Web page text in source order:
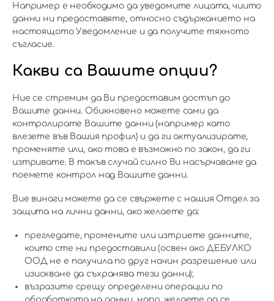
Например е необходимо да уведомите лицата, чиито
данни ни предоставяте, относно съдържанието на
настоящото Уведомление и да получите тяхното
съгласие.
Какви са Вашите опции?
Ние се стремим да Ви предоставим достъп до
Вашите данни. Обикновено можете сами да
контролирате Вашите данни (например като
влезете във Вашия профил) и да ги актуализирате,
променяте или, ако това е възможно по закон, да ги
изтривате. В такъв случай силно Ви насърчаваме да
поемете контрол над Вашите данни.
Вие винаги можете да се свържете с нашия Отдел за
защита на лични данни, ако желаете да:
прегледате, промените или изтриете данните,
които сте ни предоставили (освен ако ДЕБУЛКО
ООД не е получила по друг начин разрешение или
изискване да съхранява тези данни);
възразите срещу определени операции по